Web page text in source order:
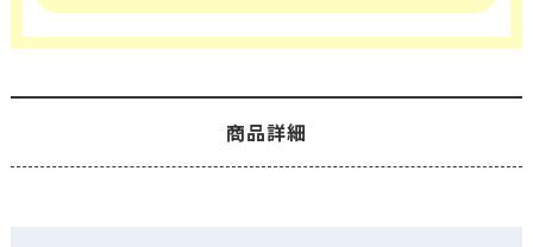
商品詳細